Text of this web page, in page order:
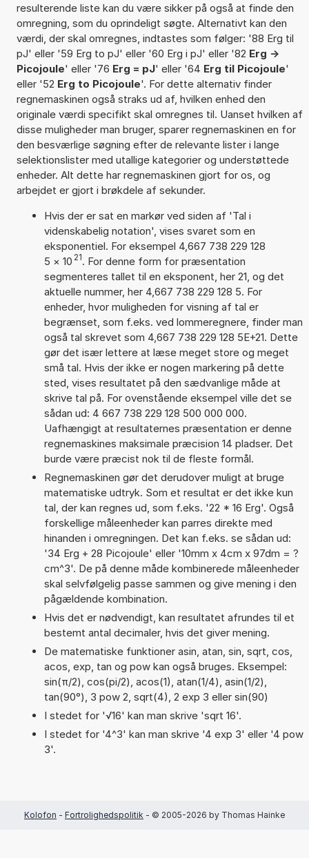
resulterende liste kan du være sikker på også at finde den
omregning, som du oprindeligt søgte. Alternativt kan den
værdi, der skal omregnes, indtastes som følger: '88 Erg til
pJ' eller '59 Erg to pJ' eller '60 Erg i pJ' eller '82 Erg ->
Picojoule' eller '76 Erg = pJ' eller '64 Erg til Picojoule'
eller '52 Erg to Picojoule'. For dette alternativ finder
regnemaskinen også straks ud af, hvilken enhed den
originale værdi specifikt skal omregnes til. Uanset hvilken af
disse muligheder man bruger, sparer regnemaskinen en for
den besværlige søgning efter de relevante lister i lange
selektionslister med utallige kategorier og understøttede
enheder. Alt dette har regnemaskinen gjort for os, og
arbejdet er gjort i brøkdele af sekunder.
Hvis der er sat en markør ved siden af 'Tal i
videnskabelig notation', vises svaret som en
eksponentiel. For eksempel 4,667 738 229 128
5 × 10 21. For denne form for præsentation
segmenteres tallet til en eksponent, her 21, og det
aktuelle nummer, her 4,667 738 229 128 5. For
enheder, hvor muligheden for visning af tal er
begrænset, som f.eks. ved lommeregnere, finder man
også tal skrevet som 4,667 738 229 128 5E+21. Dette
gør det især lettere at læse meget store og meget
små tal. Hvis der ikke er nogen markering på dette
sted, vises resultatet på den sædvanlige måde at
skrive tal på. For ovenstående eksempel ville det se
sådan ud: 4 667 738 229 128 500 000 000.
Uafhængigt at resultaternes præsentation er denne
regnemaskines maksimale præcision 14 pladser. Det
burde være præcist nok til de fleste formål.
Regnemaskinen gør det derudover muligt at bruge
matematiske udtryk. Som et resultat er det ikke kun
tal, der kan regnes ud, som f.eks. '22 * 16 Erg'. Også
forskellige måleenheder kan parres direkte med
hinanden i omregningen. Det kan f.eks. se sådan ud:
'34 Erg + 28 Picojoule' eller '10mm x 4cm x 97dm = ?
cm^3'. De på denne måde kombinerede måleenheder
skal selvfølgelig passe sammen og give mening i den
pågældende kombination.
Hvis det er nødvendigt, kan resultatet afrundes til et
bestemt antal decimaler, hvis det giver mening.
De matematiske funktioner asin, atan, sin, sqrt, cos,
acos, exp, tan og pow kan også bruges. Eksempel:
sin(π/2), cos(pi/2), acos(1), atan(1/4), asin(1/2),
tan(90°), 3 pow 2, sqrt(4), 2 exp 3 eller sin(90)
I stedet for '√16' kan man skrive 'sqrt 16'.
I stedet for '4^3' kan man skrive '4 exp 3' eller '4 pow
3'.
Kolofon - Fortrolighedspolitik - © 2005-2026 by Thomas Hainke